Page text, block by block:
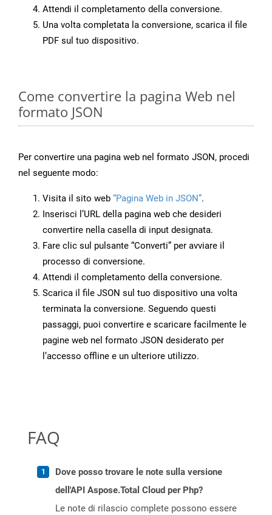
Attendi il completamento della conversione.
Una volta completata la conversione, scarica il file
PDF sul tuo dispositivo.
Come convertire la pagina Web nel
formato JSON
Per convertire una pagina web nel formato JSON, procedi
nel seguente modo:
Visita il sito web “Pagina Web in JSON”.
Inserisci l’URL della pagina web che desideri
convertire nella casella di input designata.
Fare clic sul pulsante “Converti” per avviare il
processo di conversione.
Attendi il completamento della conversione.
Scarica il file JSON sul tuo dispositivo una volta
terminata la conversione. Seguendo questi
passaggi, puoi convertire e scaricare facilmente le
pagine web nel formato JSON desiderato per
l’accesso offline e un ulteriore utilizzo.
FAQ
Dove posso trovare le note sulla versione
dell'API Aspose.Total Cloud per Php?
Le note di rilascio complete possono essere